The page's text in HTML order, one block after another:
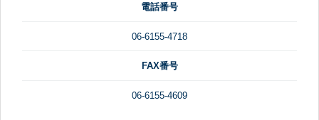
電話番号
06-6155-4718
FAX番号
06-6155-4609